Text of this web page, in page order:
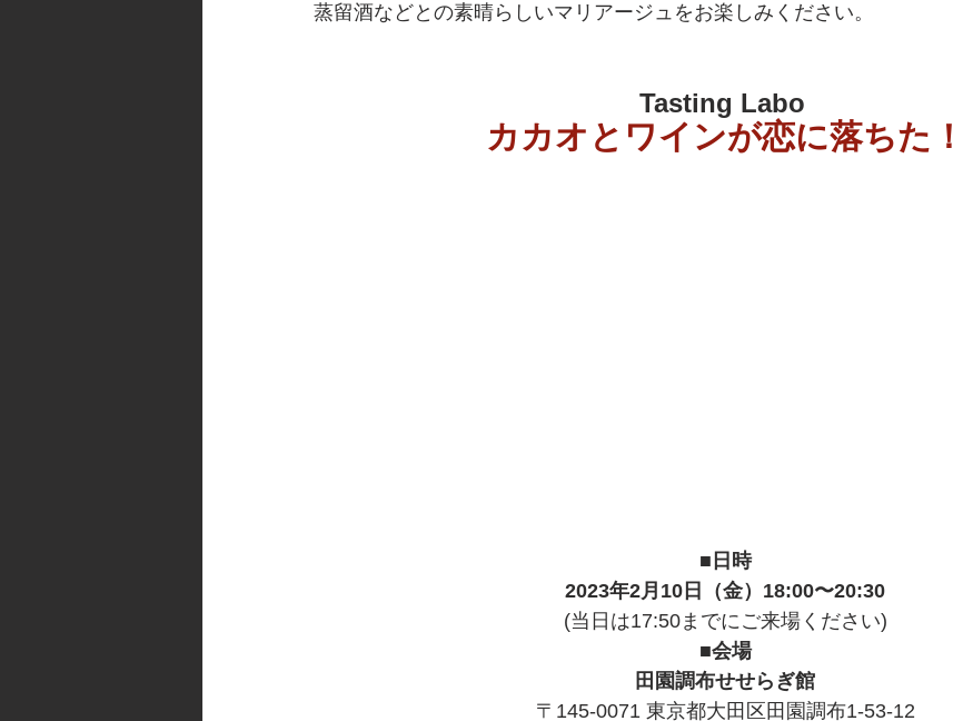
蒸留酒などとの素晴らしいマリアージュをお楽しみください。
Tasting Labo
カカオとワインが恋に落ちた！
■日時
2023年2月10日（金）18:00〜20:30
(当日は17:50までにご来場ください)
■会場
田園調布せせらぎ館
〒145-0071 東京都大田区田園調布1-53-12